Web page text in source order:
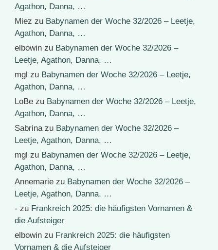
Agathon, Danna, …
Miez zu Babynamen der Woche 32/2026 – Leetje,
Agathon, Danna, …
elbowin zu Babynamen der Woche 32/2026 –
Leetje, Agathon, Danna, …
mgl zu Babynamen der Woche 32/2026 – Leetje,
Agathon, Danna, …
LoBe zu Babynamen der Woche 32/2026 – Leetje,
Agathon, Danna, …
Sabrinazu Babynamen der Woche 32/2026 –
Leetje, Agathon, Danna, …
mgl zu Babynamen der Woche 32/2026 – Leetje,
Agathon, Danna, …
Annemarie zu Babynamen der Woche 32/2026 –
Leetje, Agathon, Danna, …
- zu Frankreich 2025: die häufigsten Vornamen &
die Aufsteiger
elbowin zu Frankreich 2025: die häufigsten
Vornamen & die Aufsteiger